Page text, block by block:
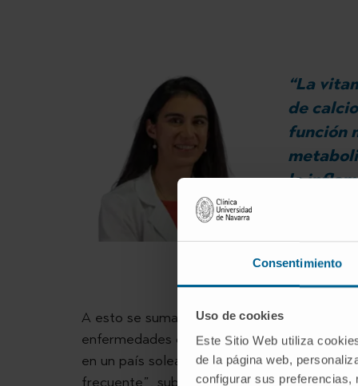
Consentimiento
Uso de cookies
Este Sitio Web utiliza
de la página web,
configurar sus preferencias,
“La
de
función
la
A esto se suman otros factores de riesgo
enfermedades crónicas o una dieta pobre
en un país soleado, la combinación de
frecuente”, subraya la Dra. Hernández.